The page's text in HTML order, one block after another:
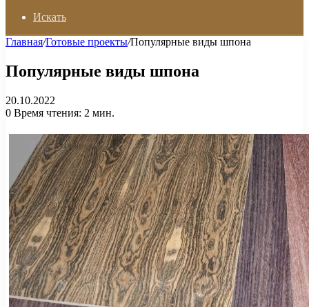
Искать
Главная/Готовые проекты/Популярные виды шпона
Популярные виды шпона
20.10.2022
0 Время чтения: 2 мин.